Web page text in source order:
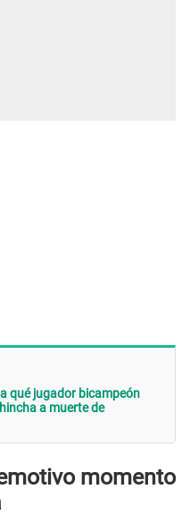
qué jugador bicampeón
a muerte de
momento